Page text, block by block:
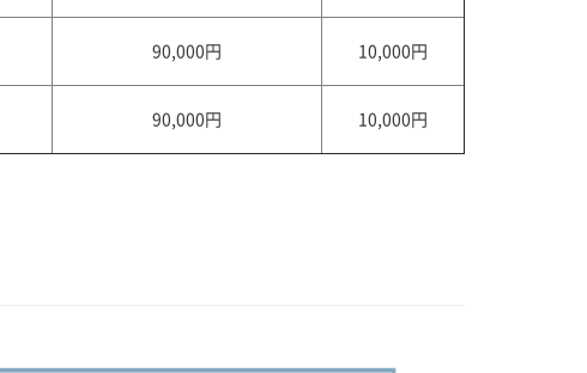
90,000円 10,000円
90,000円
10,000円